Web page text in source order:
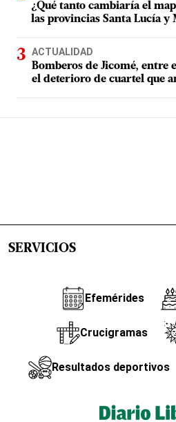
¿Qué tanto cambiaría el
las provincias Santa Lucía y
ACTUALIDAD
Bomberos de Jicomé, entre
el deterioro de cuartel que
SERVICIOS
Efemérides
Crucigramas
Resultados deportivos